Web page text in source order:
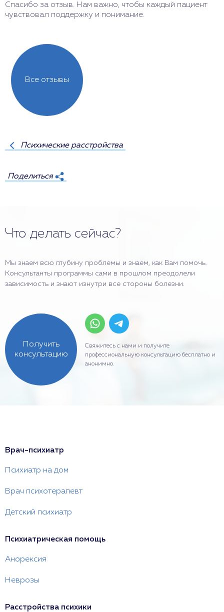
Спасибо за отзыв. Нам важно, чтобы каждый пациент
чувствовал поддержку и понимание.
Все отзывы
Психические расстройства
Поделиться
Что делать сейчас?
Мы знаем всю глубину проблемы и знаем, как Вам помочь.
Консультанты программы сами в прошлом преодолели
зависимость и знают изнутри все стороны болезни.
Получить
консультацию
Свяжитесь с нами и получите
профессиональную консультацию бесплатно и
анонимно.
Врач-психиатр
Психиатр на дом
Врач психотерапевт
Детский психиатр
Психиатрическая помощь
Анорексия
Неврозы
Расстройства психики